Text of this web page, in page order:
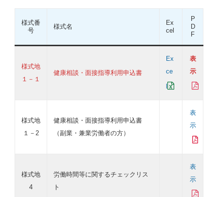
様式番
号
様式名
Ex
cel
P
D
F
様式地
１－１
健康相談・面接指導利用申込書
Ex
ce
l
表
示
様式地
１－2
健康相談・面接指導利用申込書
（副業・兼業労働者の方）
表
示
様式地
4
労働時間等に関するチェックリス
ト
表
示